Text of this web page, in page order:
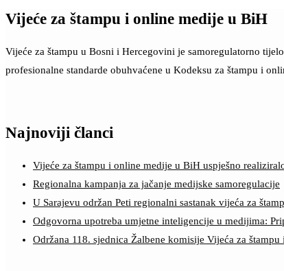
Vijeće za štampu i online medije u BiH
Vijeće za štampu u Bosni i Hercegovini je samoregulatorno
profesionalne standarde obuhvaćene u Kodeksu za štampu i
Najnoviji članci
Vijeće za štampu i online medije u BiH uspješno
Regionalna kampanja za jačanje medijske samoregulacije
U Sarajevu održan Peti regionalni sastanak vijeća za
Odgovorna upotreba umjetne inteligencije u medijima:
Održana 118. sjednica Žalbene komisije Vijeća za